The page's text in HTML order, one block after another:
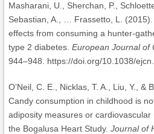
Masharani, U., Sherchan, P.,
Sebastian, A., … Frassetto, L.
effects from consuming a hunter-
type 2 diabetes. European Journal of
944–948. https://doi.org/10.1038/
O’Neil, C. E., Nicklas, T. A., Liu, Y., &
Candy consumption in childhood is
adiposity measures or
the Bogalusa Heart Study. Journal of